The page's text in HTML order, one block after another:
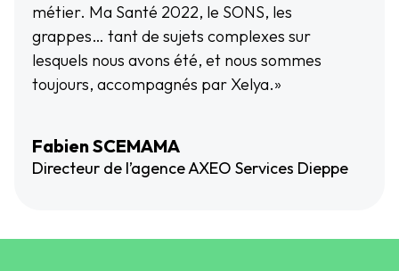
métier. Ma Santé 2022, le SONS, les
grappes… tant de sujets complexes sur
lesquels nous avons été, et nous sommes
toujours, accompagnés par Xelya.»
Fabien SCEMAMA
Directeur de l’agence AXEO Services Dieppe